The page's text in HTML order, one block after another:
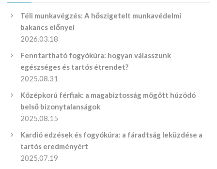
Téli munkavégzés: A hőszigetelt munkavédelmi
bakancs előnyei
2026.03.18
Fenntartható fogyókúra: hogyan válasszunk
egészséges és tartós étrendet?
2025.08.31
Középkorú férfiak: a magabiztosság mögött húzódó
belső bizonytalanságok
2025.08.15
Kardió edzések és fogyókúra: a fáradtság leküzdése a
tartós eredményért
2025.07.19